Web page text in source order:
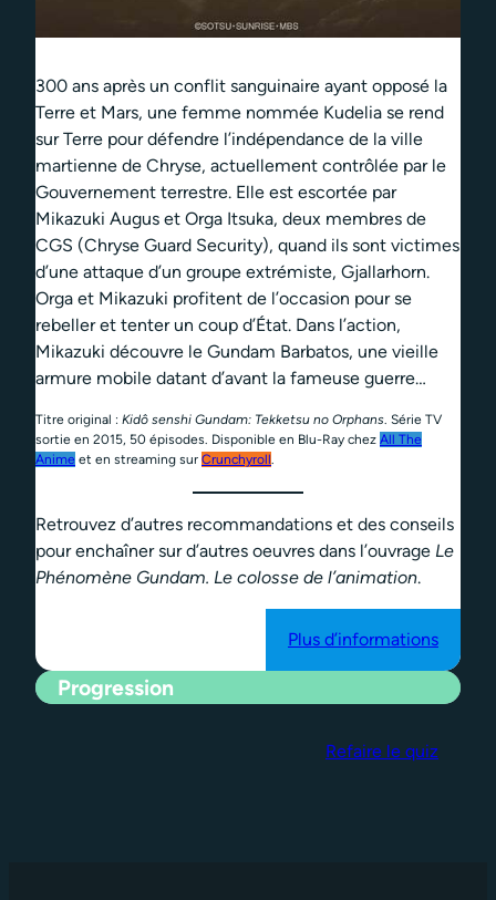
300 ans après un conflit sanguinaire ayant opposé la
Terre et Mars, une femme nommée Kudelia se rend
sur Terre pour défendre l’indépendance de la ville
martienne de Chryse, actuellement contrôlée par le
Gouvernement terrestre. Elle est escortée par
Mikazuki Augus et Orga Itsuka, deux membres de
CGS (Chryse Guard Security), quand ils sont victimes
d’une attaque d’un groupe extrémiste, Gjallarhorn.
Orga et Mikazuki profitent de l’occasion pour se
rebeller et tenter un coup d’État. Dans l’action,
Mikazuki découvre le Gundam Barbatos, une vieille
armure mobile datant d’avant la fameuse guerre…
Titre original : Kidô senshi Gundam: Tekketsu no Orphans. Série TV
sortie en 2015, 50 épisodes. Disponible en Blu-Ray chez All The
Anime et en streaming sur Crunchyroll.
Retrouvez d’autres recommandations et des conseils
pour enchaîner sur d’autres oeuvres dans l’ouvrage Le
Phénomène Gundam. Le colosse de l’animation.
Plus d’informations
Progression
Refaire le quiz